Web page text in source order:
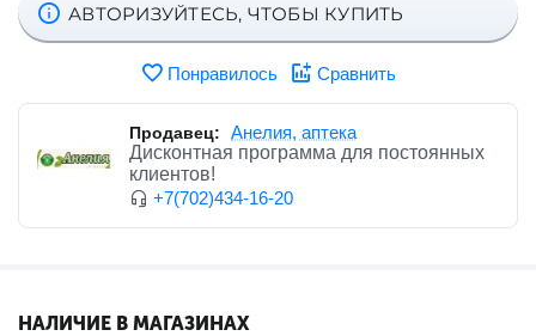
АВТОРИЗУЙТЕСЬ, ЧТОБЫ КУПИТЬ
Понравилось Сравнить
Продавец:
Анелия, аптека
Дисконтная программа для постоянных
клиентов!
+7(702)434-16-20
НАЛИЧИЕ В МАГАЗИНАХ